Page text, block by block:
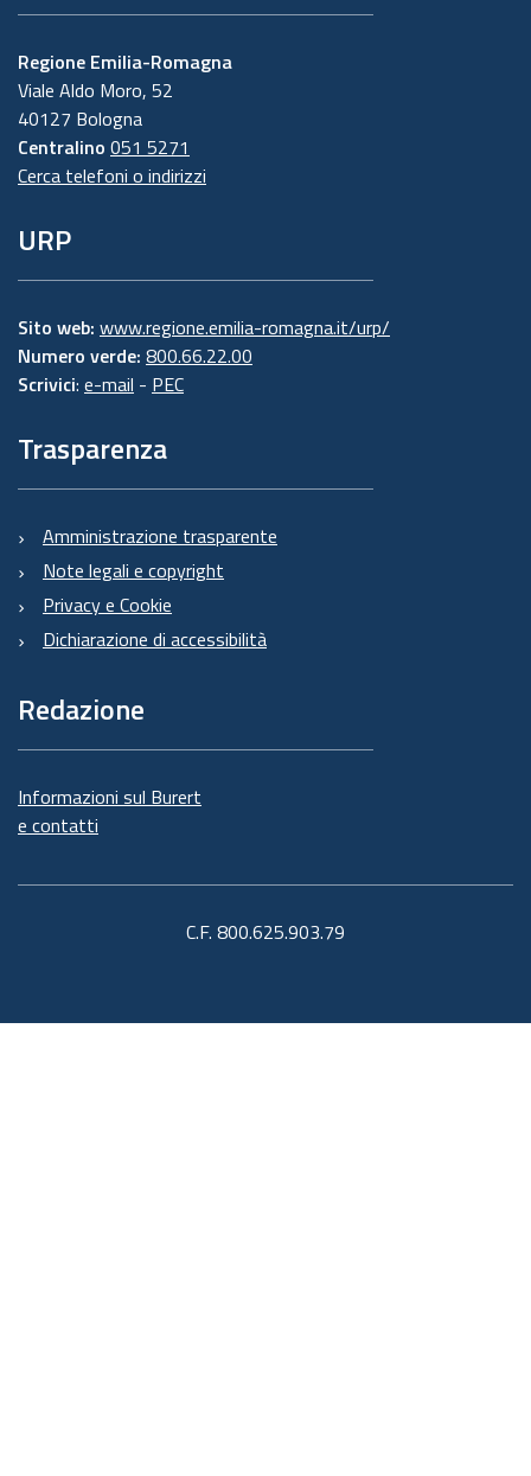
Regione Emilia-Romagna
Viale Aldo Moro, 52
40127 Bologna
Centralino 051 5271
Cerca telefoni o indirizzi
URP
Sito web: www.regione.emilia-romagna.it/urp/
Numero verde: 800.66.22.00
Scrivici: e-mail - PEC
Trasparenza
Amministrazione trasparente
Note legali e copyright
Privacy e Cookie
Dichiarazione di accessibilità
Redazione
Informazioni sul Burert
e contatti
C.F. 800.625.903.79